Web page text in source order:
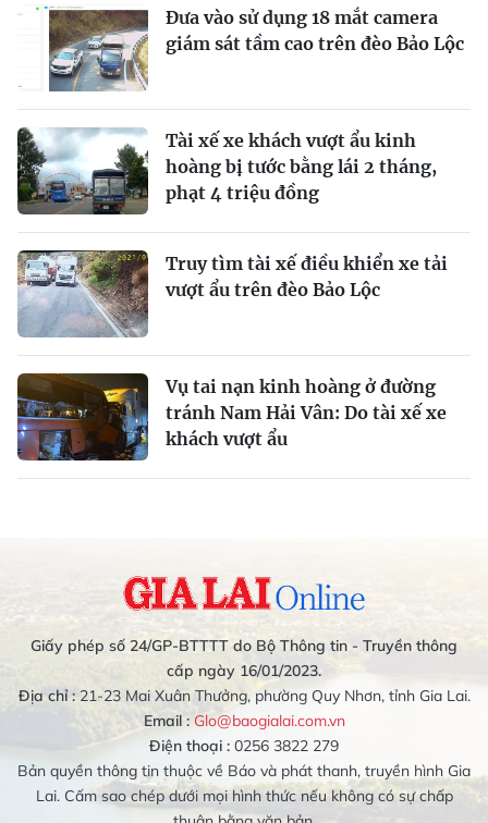
Đưa vào sử dụng 18 mắt camera
giám sát tầm cao trên đèo Bảo Lộc
Tài xế xe khách vượt ẩu kinh
hoàng bị tước bằng lái 2 tháng,
phạt 4 triệu đồng
Truy tìm tài xế điều khiển xe tải
vượt ẩu trên đèo Bảo Lộc
Vụ tai nạn kinh hoàng ở đường
tránh Nam Hải Vân: Do tài xế xe
khách vượt ẩu
Giấy phép số 24/GP-BTTTT do Bộ Thông tin - Truyền thông
cấp ngày 16/01/2023.
Địa chỉ :21-23 Mai Xuân Thưởng, phường Quy Nhơn, tỉnh Gia Lai.
Email : Glo@baogialai.com.vn
Điện thoại : 0256 3822 279
Bản quyền thông tin thuộc về Báo và phát thanh, truyền hình Gia
Lai. Cấm sao chép dưới mọi hình thức nếu không có sự chấp